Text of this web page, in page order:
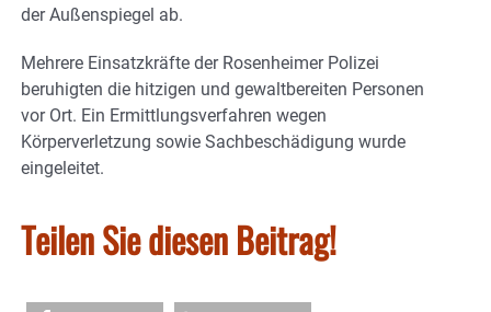
der Außenspiegel ab.
Mehrere Einsatzkräfte der Rosenheimer Polizei
beruhigten die hitzigen und gewaltbereiten Personen
vor Ort. Ein Ermittlungsverfahren wegen
Körperverletzung sowie Sachbeschädigung wurde
eingeleitet.
Teilen Sie diesen Beitrag!